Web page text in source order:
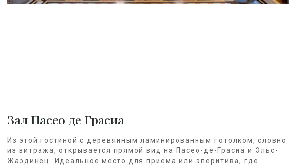
Зал Пасео де Грасиа
Из этой гостиной с деревянным ламинированным потолком, словно
из витража, открывается прямой вид на Пасео-де-Грасиа и Эльс-
Жардинец. Идеальное место для приема или аперитива, где